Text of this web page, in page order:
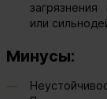
или
Минусы: